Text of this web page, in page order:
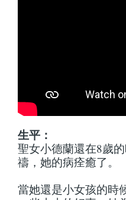
生平：
聖女小德蘭還在8歲
禱，她的病痊癒了。
當她還是小女孩的時